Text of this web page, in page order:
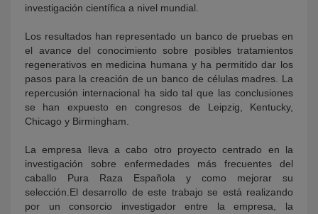
investigación científica a nivel mundial.
Los resultados han representado un banco de pruebas en
el avance del conocimiento sobre posibles tratamientos
regenerativos en medicina humana y ha permitido dar los
pasos para la creación de un banco de células madres. La
repercusión internacional ha sido tal que las conclusiones
se han expuesto en congresos de Leipzig, Kentucky,
Chicago y Birmingham.
La empresa lleva a cabo otro proyecto centrado en la
investigación sobre enfermedades más frecuentes del
caballo Pura Raza Española y como mejorar su
selección.El desarrollo de este trabajo se está realizando
por un consorcio investigador entre la empresa, la